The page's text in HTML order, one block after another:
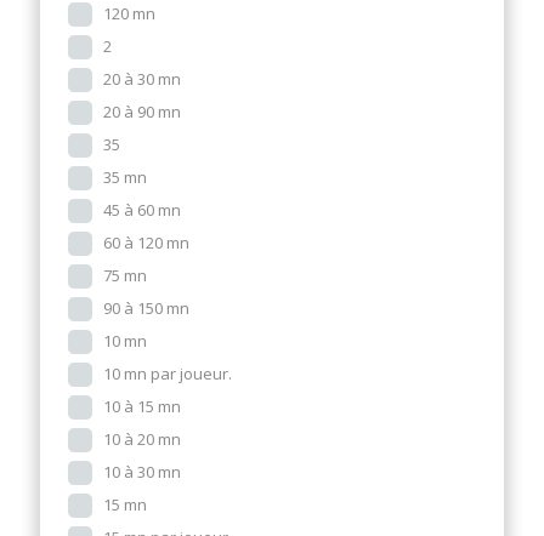
120 mn
2
20 à 30 mn
20 à 90 mn
35
35 mn
45 à 60 mn
60 à 120 mn
75 mn
90 à 150 mn
10 mn
10 mn par joueur.
10 à 15 mn
10 à 20 mn
10 à 30 mn
15 mn